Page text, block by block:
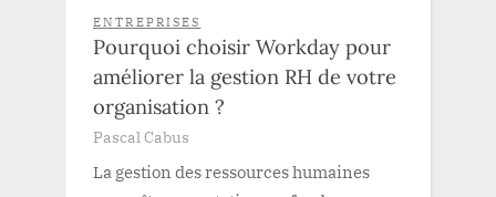
ENTREPRISES
Pourquoi choisir Workday pour
améliorer la gestion RH de votre
organisation ?
Pascal Cabus
La gestion des ressources humaines